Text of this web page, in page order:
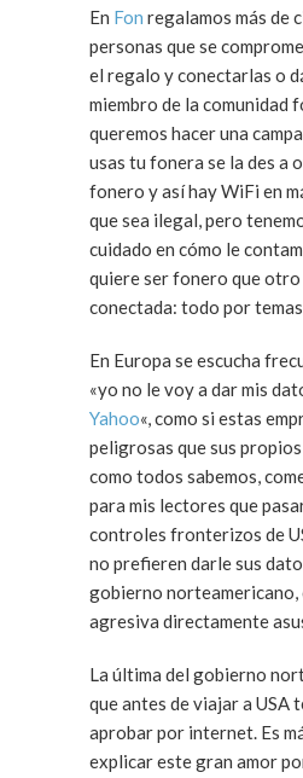
En Fon regalamos más de
personas que se
el regalo y conectarlas o
miembro de la comunidad
queremos hacer una
usas tu fonera se la des a
fonero y así hay WiFi en
que sea ilegal, pero
cuidado en cómo le
quiere ser fonero que
conectada: todo por
En Europa se escucha
«yo no le voy a dar mis
Yahoo«, como si estas
peligrosas que sus
como todos sabemos,
para mis lectores que
controles fronterizos de
no prefieren darle sus
gobierno norteamericano,
agresiva directamente
La última del gobierno
que antes de viajar a USA
aprobar por internet. Es más, ¿cómo se puede
explicar este gran amor